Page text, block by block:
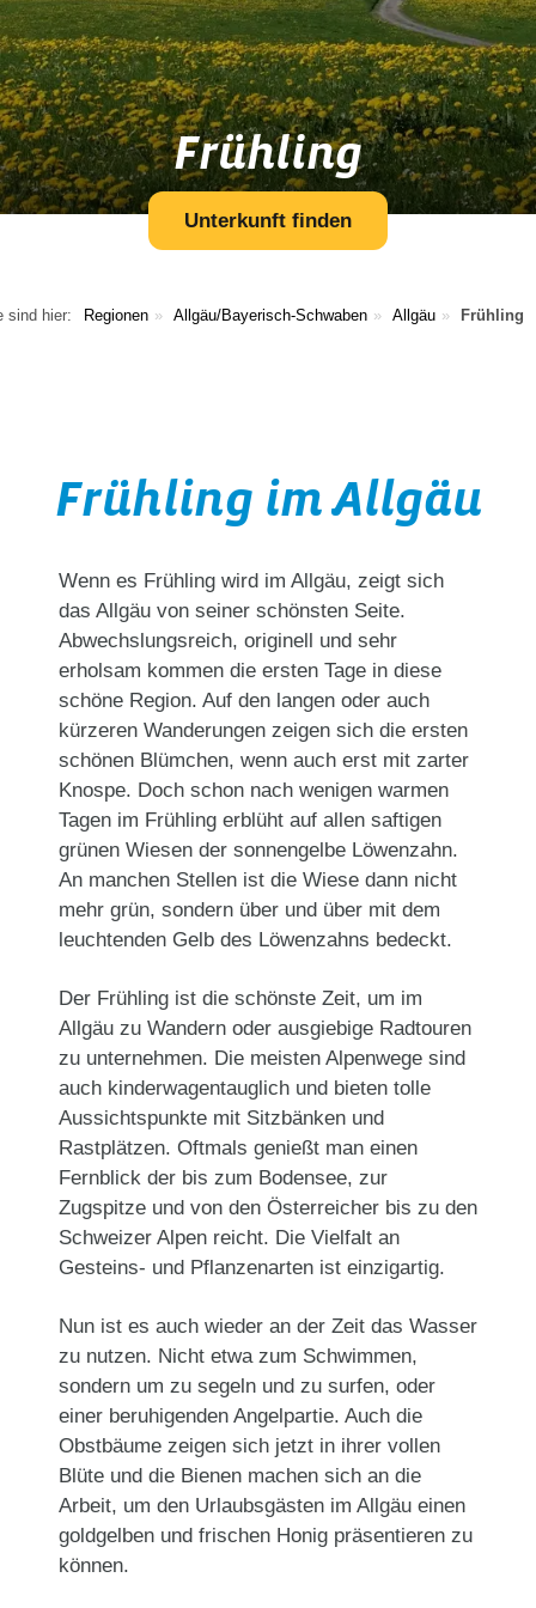
Frühling
Unterkunft finden
Frühling
Allgäu
Allgäu/Bayerisch-Schwaben
Regionen
sind hier:
Frühling im Allgäu
Wenn es Frühling wird im Allgäu, zeigt sich
das Allgäu von seiner schönsten Seite.
Abwechslungsreich, originell und sehr
erholsam kommen die ersten Tage in diese
schöne Region. Auf den langen oder auch
kürzeren Wanderungen zeigen sich die ersten
schönen Blümchen, wenn auch erst mit zarter
Knospe. Doch schon nach wenigen warmen
Tagen im Frühling erblüht auf allen saftigen
grünen Wiesen der sonnengelbe Löwenzahn.
An manchen Stellen ist die Wiese dann nicht
mehr grün, sondern über und über mit dem
leuchtenden Gelb des Löwenzahns bedeckt.
Der Frühling ist die schönste Zeit, um im
Allgäu zu Wandern oder ausgiebige Radtouren
zu unternehmen. Die meisten Alpenwege sind
auch kinderwagentauglich und bieten tolle
Aussichtspunkte mit Sitzbänken und
Rastplätzen. Oftmals genießt man einen
Fernblick der bis zum Bodensee, zur
Zugspitze und von den Österreicher bis zu den
Schweizer Alpen reicht. Die Vielfalt an
Gesteins- und Pflanzenarten ist einzigartig.
Nun ist es auch wieder an der Zeit das Wasser
zu nutzen. Nicht etwa zum Schwimmen,
sondern um zu segeln und zu surfen, oder
einer beruhigenden Angelpartie. Auch die
Obstbäume zeigen sich jetzt in ihrer vollen
Blüte und die Bienen machen sich an die
Arbeit, um den Urlaubsgästen im Allgäu einen
goldgelben und frischen Honig präsentieren zu
können.